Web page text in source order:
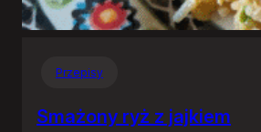
Przepisy
Smażony ryż z jajkiem